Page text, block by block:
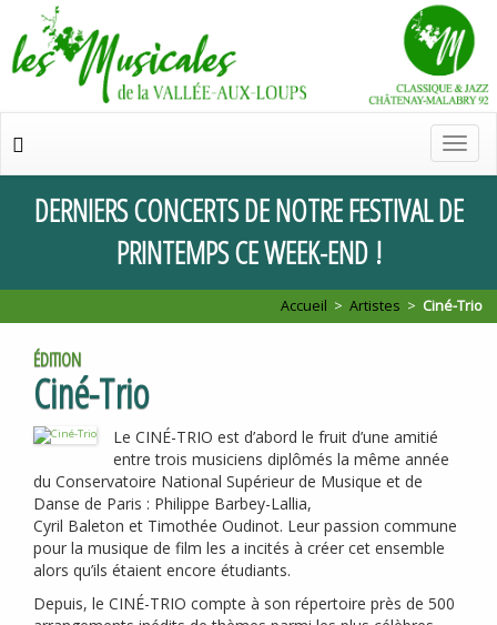
de
DERNIERSCONCERTSDENOTREFESTIVALDE
PRINTEMPSCEWEEK-END !
Accueil >Artistes > Ciné-Trio
ÉDITION
Ciné-Trio
Le CINÉ-TRIO est d’abord le fruit d’une amitié
entre trois musiciens diplômés la même année
du Conservatoire National Supérieur de Musique et de
Danse de Paris : Philippe Barbey-Lallia,
Cyril Baleton et Timothée Oudinot. Leur passion commune
pour la musique de film les a incités à créer cet ensemble
alors qu’ils étaient encore étudiants.
Depuis, le CINÉ-TRIO compte à son répertoire près de 500